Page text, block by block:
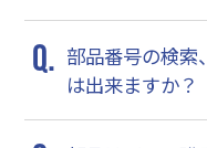
部品番号の検索
は出来ますか？